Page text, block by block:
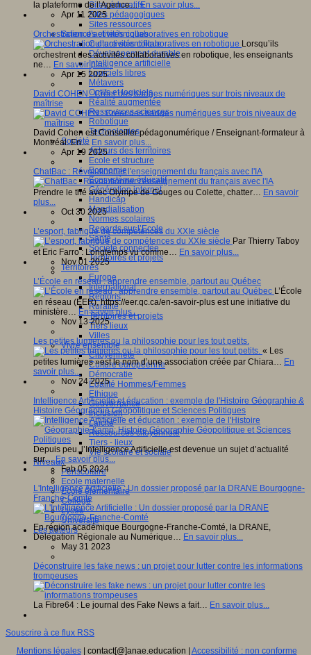
Sites éducatifs
Sites pédagogiques
Sites ressources
Sciences et techniques
Culture scientifique
Développement durable
Intelligence artificielle
Logiciels libres
Métavers
Outils et logiciels
Réalité augmentée
Ressources sciences
Robotique
Technologies
Société
Acteurs des territoires
Ecole et structure
Economie
Ecosystème éducatif
Génération internet
Handicap
Mondialisation
Normes scolaires
Regards sur l’Ecole
Santé
Société connectée
Territoires et projets
Territoires
Europe
International
Régions
Ruralité
Territoires et projets
Tiers lieux
Villes
Vivre ensemble
Citoyenneté
Culture européenne
Démocratie
Egalité Hommes/Femmes
Ethique
Gouvernance
Inclusion
Laïcité
Ressources citoyenneté
Tiers - lieux
Vie scolaire et sociale
Niveaux
Périscolaire
Ecole maternelle
Ecole élémentaire
Collège
Lycée
Université
Les auteurs
la plateforme de l’Agence…En savoir plus...
Apr 11 2025
Orchestration d’activités collaboratives en robotique
Lorsqu’ils
orchestrent des activités collaboratives en robotique, les enseignants
ne… En savoir plus...
Apr 15 2025
David COHEN : Créer des badges numériques sur trois niveaux de
maîtrise
David Cohen est Conseiller pédagonumérique / Enseignant-formateur à
Montréal. En… En savoir plus...
Apr 19 2025
ChatBac : Révolutionner l'enseignement du français avec l'IA
Prendre le thé avec Olympe de Gouges ou Colette, chatter… En savoir
plus...
Oct 30 2025
L’esport, fabrique de compétences du XXIe siècle
Par Thierry Taboy
et Eric Farro : Longtemps vu comme… En savoir plus...
Nov 01 2025
L’École en réseau : apprendre ensemble, partout au Québec
L’École
en réseau (ÉER), https://eer.qc.ca/en-savoir-plus est une initiative du
ministère… En savoir plus...
Nov 13 2025
Les petites lumières ou la philosophie pour les tout petits.
« Les
petites lumières »est le nom d’une association créée par Chiara… En
savoir plus...
Nov 24 2025
Intelligence Artificielle et éducation : exemple de l'Histoire Géographie &
Histoire Géographie Géopolitique et Sciences Politiques
Depuis peu, l’Intelligence Artificielle est devenue un sujet d’actualité
sur…En savoir plus...
Feb 05 2024
L'Intelligence Artificielle : Un dossier proposé par la DRANE Bourgogne-
Franche-Comté
En région académique Bourgogne-Franche-Comté, la DRANE,
Délégation Régionale au Numérique… En savoir plus...
May 31 2023
Déconstruire les fake news : un projet pour lutter contre les informations
trompeuses
La Fibre64 : Le journal des Fake News a fait… En savoir plus...
Souscrire à ce flux RSS
Mentions légales| contact[@]anae.education | Accessibilité : non conforme